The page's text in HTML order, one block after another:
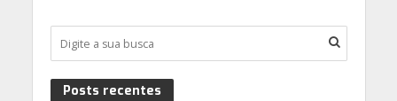
Posts recentes